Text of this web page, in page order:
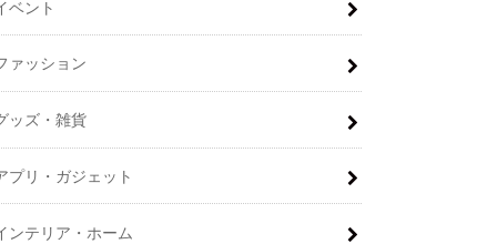
ベント
ァッション
ッズ・雑貨
プリ・ガジェット
ンテリア・ホーム